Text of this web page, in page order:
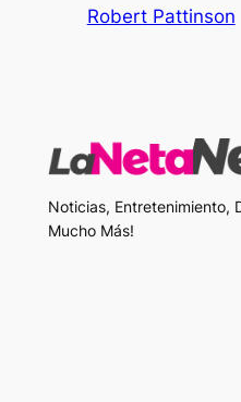
Robert Pattinson
Noticias, Entretenimiento,
Mucho Más!